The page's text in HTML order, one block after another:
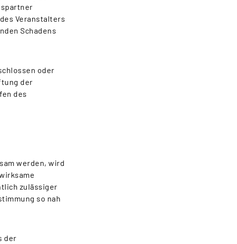
Veranstalters
Schadens
oder
der
des
werden, wird
zulässiger
so nah
der